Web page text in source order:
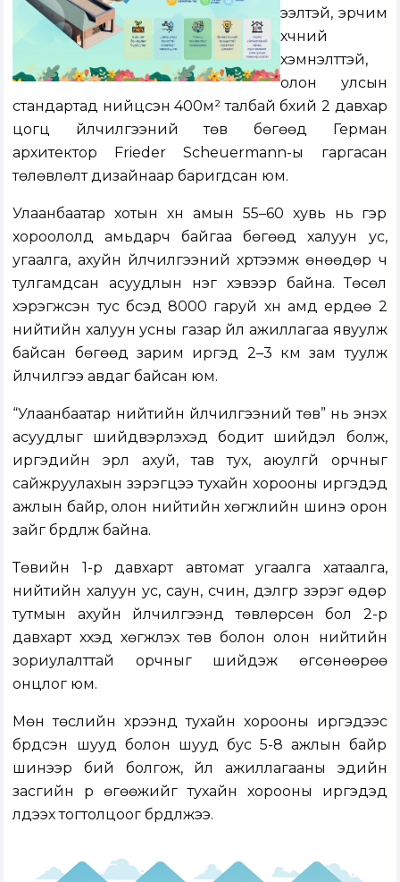
ээлтэй, эрчим
хүчний
хэмнэлттэй,
олон улсын
стандартад нийцсэн 400м² талбай бүхий 2 давхар
цогц үйлчилгээний төв бөгөөд Герман
архитектор Frieder Scheuermann-ы гаргасан
төлөвлөлт дизайнаар баригдсан юм.
Улаанбаатар хотын хүн амын 55–60 хувь нь гэр
хороололд амьдарч байгаа бөгөөд халуун ус,
угаалга, ахуйн үйлчилгээний хүртээмж өнөөдөр ч
тулгамдсан асуудлын нэг хэвээр байна. Төсөл
хэрэгжсэн тус бүсэд 8000 гаруй хүн амд ердөө 2
нийтийн халуун усны газар үйл ажиллагаа явуулж
байсан бөгөөд зарим иргэд 2–3 км зам туулж
үйлчилгээ авдаг байсан юм.
“Улаанбаатар нийтийн үйлчилгээний төв” нь энэхүү
асуудлыг шийдвэрлэхэд бодит шийдэл болж,
иргэдийн эрүүл ахуй, тав тух, аюулгүй орчныг
сайжруулахын зэрэгцээ тухайн хорооны иргэдэд
ажлын байр, олон нийтийн хөгжлийн шинэ орон
зайг бүрдүүлж байна.
Төвийн 1-р давхарт автомат угаалга хатаалга,
нийтийн халуун ус, саун, үсчин, дэлгүүр зэрэг өдөр
тутмын ахуйн үйлчилгээнүүд төвлөрсөн бол 2-р
давхарт хүүхэд хөгжүүлэх төв болон олон нийтийн
зориулалттай орчныг шийдэж өгсөнөөрөө
онцлог юм.
Мөн төслийн хүрээнд тухайн хорооны иргэдээс
бүрдсэн шууд болон шууд бус 5-8 ажлын байр
шинээр бий болгож, үйл ажиллагааны эдийн
засгийн үр өгөөжийг тухайн хорооны иргэдэд
үлдээх тогтолцоог бүрдүүлжээ.